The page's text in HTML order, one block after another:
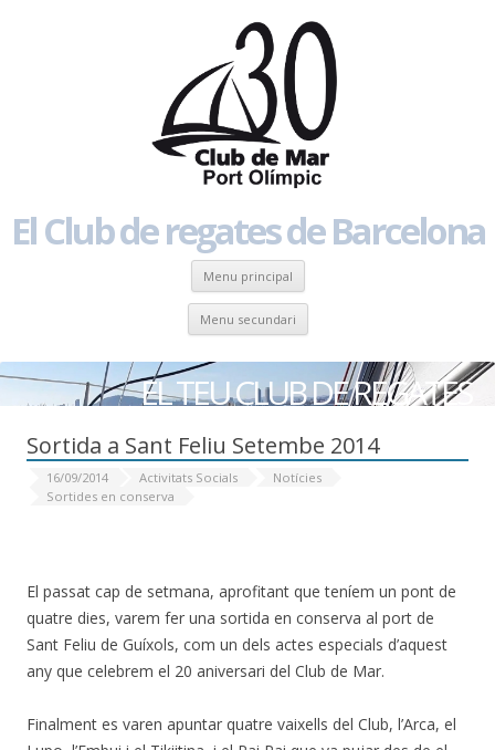
El Club de regates de Barcelona
Menu principal Skip to content
Menu secundari Skip to content
EL TEU CLUB DE REGATES
Sortida a Sant Feliu Setembe 2014
16/09/2014 Activitats Socials
Notícies
Sortides en conserva
El passat cap de setmana, aprofitant que teníem un pont de
quatre dies, varem fer una sortida en conserva al port de
Sant Feliu de Guíxols, com un dels actes especials d’aquest
any que celebrem el 20 aniversari del Club de Mar.
Finalment es varen apuntar quatre vaixells del Club, l’Arca, el